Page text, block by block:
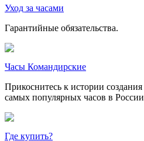
Уход за часами
Гарантийные обязательства.
Часы Командирские
Прикоснитесь к истории создания
самых популярных часов в России
Где купить?